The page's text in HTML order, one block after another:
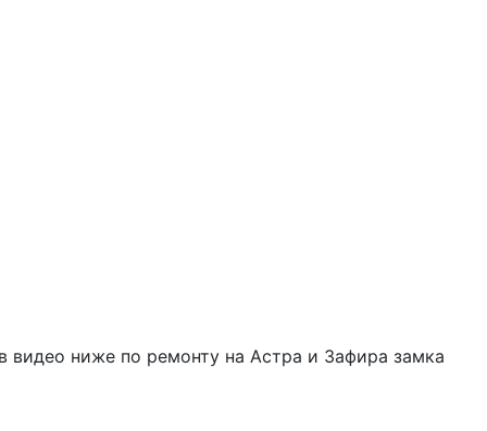
ниже по ремонту на Астра и Зафира замка